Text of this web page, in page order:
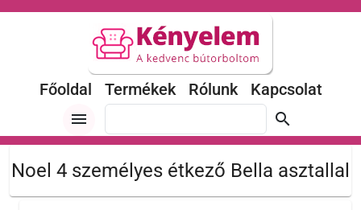
Főoldal Termékek Rólunk
Kapcsolat
menu
search
Noel 4 személyes étkező Bella asztallal